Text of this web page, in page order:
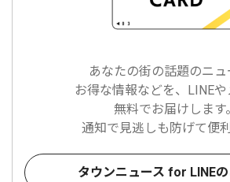
あなたの街の話題のニュ
お得な情報などを、LINE
無料でお届けします。
通知で見逃しも防げて便
タウンニュース for LINE